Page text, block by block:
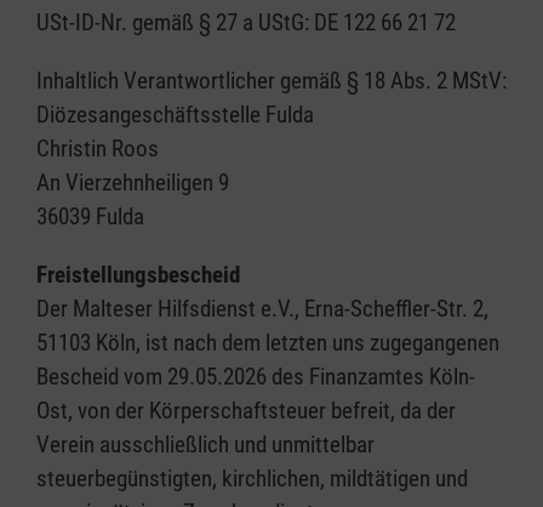
USt-ID-Nr. gemäß § 27 a UStG: DE 122 66 21 72
Inhaltlich Verantwortlicher gemäß § 18 Abs. 2 MStV:
Diözesangeschäftsstelle Fulda
Christin Roos
An Vierzehnheiligen 9
36039 Fulda
Freistellungsbescheid
Der Malteser Hilfsdienst e.V., Erna-Scheffler-Str. 2,
51103 Köln, ist nach dem letzten uns zugegangenen
Bescheid vom 29.05.2026 des Finanzamtes Köln-
Ost, von der Körperschaftsteuer befreit, da der
Verein ausschließlich und unmittelbar
steuerbegünstigten, kirchlichen, mildtätigen und